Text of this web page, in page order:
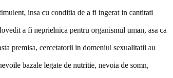
insa cu conditia de a fi ingerat in cantitati
a fi neprielnica pentru organismul uman, asa ca
premisa, cercetatorii in domeniul sexualitatii au
bazale legate de nutritie, nevoia de somn,